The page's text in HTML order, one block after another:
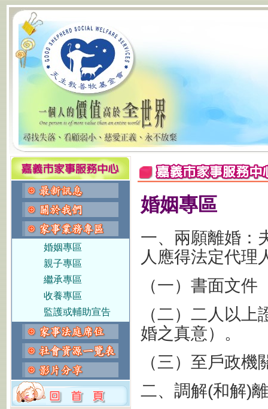
婚姻專區
親子專區
繼承專區
收養專區
監護或輔助宣告
婚姻專區
一、兩願離婚：
人應得法定代理
（一）書面文
（二）二人以
婚之真意）。
（三）至戶政
二、調解(和解)